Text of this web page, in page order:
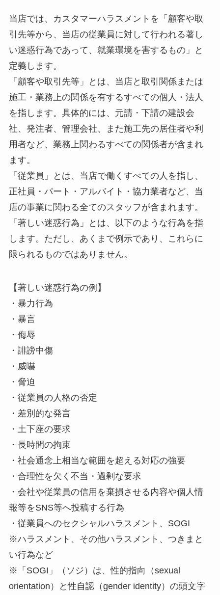
当店では、カスタマーハラスメントを「顧客や取
引先等から、当店の従業員に対して行われる著し
い迷惑行為であって、就業環境を害するもの」と
定義します。
「顧客や取引先等」とは、当店と取引関係または
施工・業務上の関係を有するすべての個人・法人
を指します。具体的には、元請・下請の建設会
社、発注者、管理会社、また施工先の居住者や利
用者など、業務上関わるすべての関係者が含まれ
ます。
「従業員」とは、当店で働くすべての人を指し、
正社員・パート・アルバイト・協力業者など、当
店の事業に関わる全てのスタッフが含まれます。
「著しい迷惑行為」とは、以下のような行為を指
します。ただし、あくまで例示であり、これらに
限られるものではありません。
【著しい迷惑行為の例】
・暴力行為
・暴言
・侮辱
・誹謗中傷
・威嚇
・脅迫
・従業員の人格の否定
・差別的な発言
・土下座の要求
・長時間の拘束
・社会通念上相当な範囲を超える対応の強要
・合理性を欠く不当・過剰な要求
・会社や従業員の信用を棄損させる内容や個人情
報等をSNS等へ投稿する行為
・従業員へのセクシャルハラスメント、SOGI
※ハラスメント、その他ハラスメント、つきまと
い行為など
※「SOGI」（ソジ）は、性的指向（sexual
orientation）と性自認（gender identity）の頭文字